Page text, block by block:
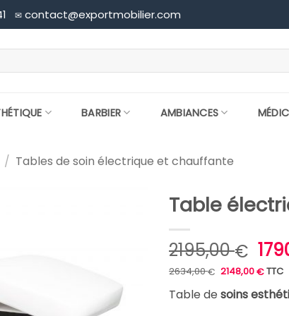
✉ contact@exportmobilier.com
BARBIER AMBIANCES
/ Tables de soin électrique et chauffante
Table
2195,00€ Le
prix
initial
2634,00€
Le
prix
était :
2634,00 €.
2148,00€
Le
prix
est :
TTC
Table de soins